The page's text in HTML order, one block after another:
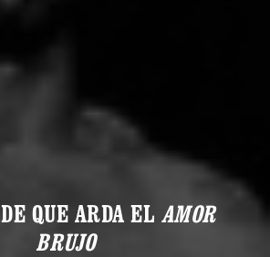
QUE ARDA EL AMOR
BRUJO